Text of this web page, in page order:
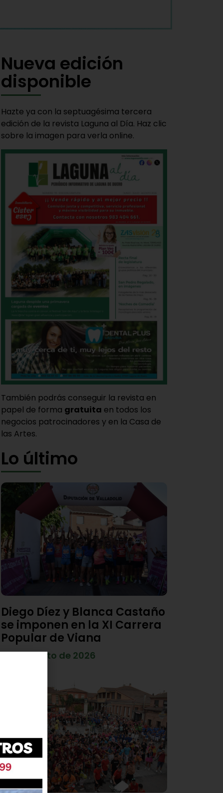
Nueva edición
disponible
Hazte ya con la septuagésima tercera
edición de la revista Laguna al Día. Haz clic
sobre la imagen para verla online.
También podrás conseguir la revista en
papel de forma gratuita en todos los
negocios patrocinadores y en la Casa de
las Artes.
Lo último
Diego Díez y Blanca Castaño
se imponen en la XI Carrera
Popular de Viana
4 de agosto de 2026